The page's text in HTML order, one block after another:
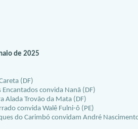
de 2025
(DF)
convida Nanã (DF)
Trovão da Mata (DF)
convida Walê Fulni-ô (PE)
do Carimbó convidam André